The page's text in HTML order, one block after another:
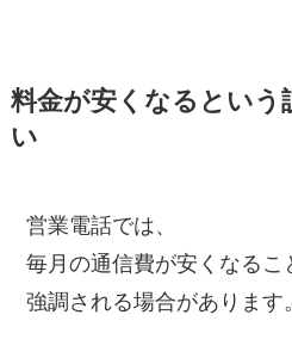
料金が安くなるという
い
営業電話では、
毎月の通信費が安くなるこ
強調される場合があります